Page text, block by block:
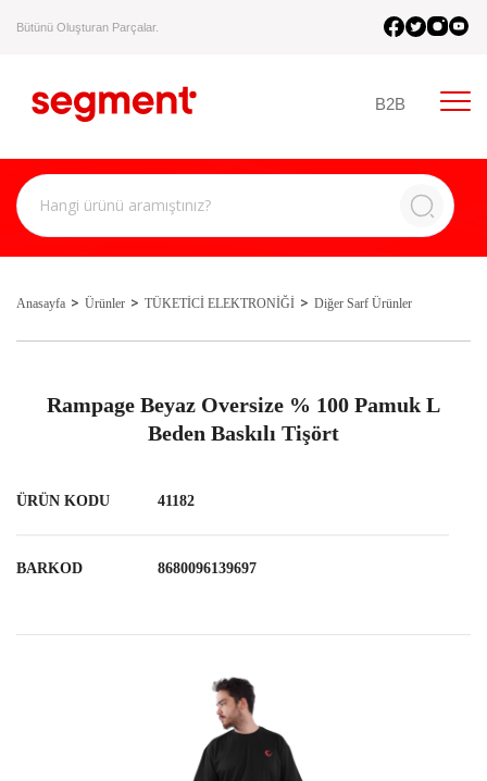
Bütünü Oluşturan Parçalar.
B2B
Anasayfa Ürünler TÜKETİCİ ELEKTRONİĞİ Diğer Sarf Ürünler
Rampage Beyaz Oversize % 100 Pamuk L
Beden Baskılı Tişört
ÜRÜN KODU 41182
BARKOD 8680096139697